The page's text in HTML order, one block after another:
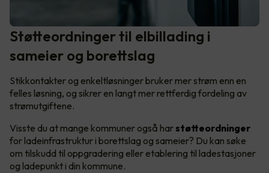
Støtteordninger til elbillading i
sameier og borettslag
Stikkontakter og enkeltløsninger bruker mer strøm enn en
felles løsning, og sikrer en langt mer rettferdig fordeling av
strømutgiftene.
Visste du at mange kommuner også har støtteordninger
for ladeinfrastruktur i borettslag og sameier? Du kan søke
om tilskudd til oppgradering eller etablering til ladestasjoner
og ladepunkt i din kommune.